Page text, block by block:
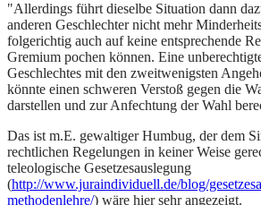
"Allerdings führt dieselbe Situation dann
anderen Geschlechter nicht mehr
folgerichtig auch auf keine entsprechende
Gremium pochen können. Eine
Geschlechtes mit den zweitwenigsten
könnte einen schweren Verstoß gegen die
darstellen und zur Anfechtung der Wahl
Das ist m.E. gewaltiger Humbug, der dem
rechtlichen Regelungen in keiner Weise
teleologische Gesetzesauslegung
(http://www.juraindividuell.de/blog/
methodenlehre/) wäre hier sehr angezeigt.